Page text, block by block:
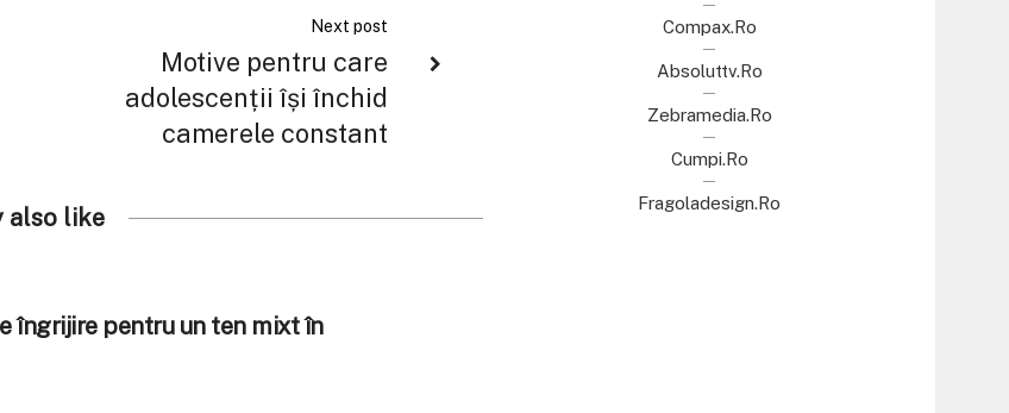
Next post
Motive pentru care
adolescenții își închid
camerele constant
also like
îngrijire pentru un ten mixt în
Compax.ro
Absoluttv.ro
Zebramedia.ro
Cumpi.ro
Fragoladesign.ro